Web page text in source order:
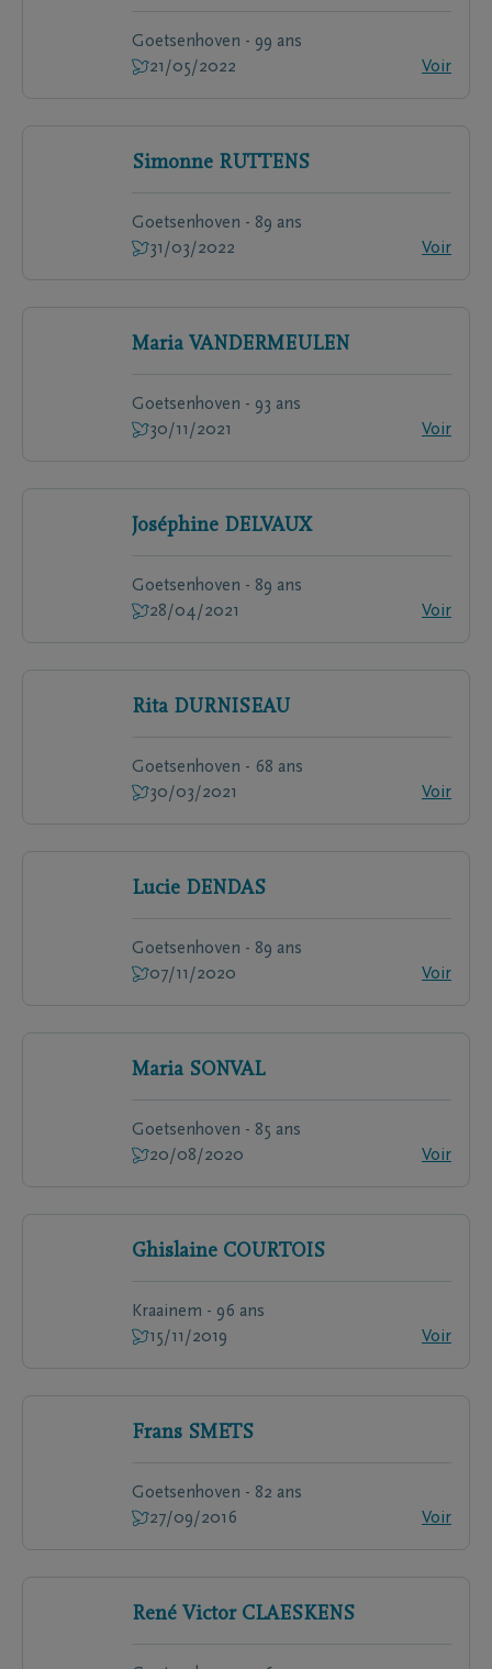
Goetsenhoven - 99 ans
21/05/2022
Voir
Simonne RUTTENS
Goetsenhoven - 89 ans
31/03/2022
Voir
Maria VANDERMEULEN
Goetsenhoven - 93 ans
30/11/2021
Voir
Joséphine DELVAUX
Goetsenhoven - 89 ans
28/04/2021
Voir
Rita DURNISEAU
Goetsenhoven - 68 ans
30/03/2021
Voir
Lucie DENDAS
Goetsenhoven - 89 ans
07/11/2020
Voir
Maria SONVAL
Goetsenhoven - 85 ans
20/08/2020
Voir
Ghislaine COURTOIS
Kraainem - 96 ans
15/11/2019
Voir
Frans SMETS
Goetsenhoven - 82 ans
27/09/2016
Voir
René Victor CLAESKENS